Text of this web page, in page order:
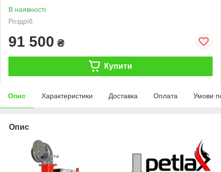
В наявності
Роздріб
91 500 ₴
Купити
Опис Характеристики Доставка Оплата Умови
Опис